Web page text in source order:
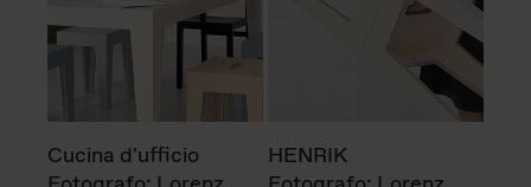
Cucina d'ufficio
HENRIK